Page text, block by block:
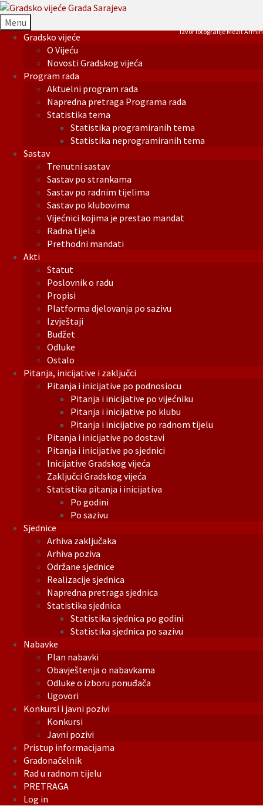
Menu
Gradsko vijeće
O Vijeću
Novosti Gradskog vijeća
Program rada
Aktuelni program rada
Napredna pretraga Programa rada
Statistika tema
Statistika programiranih tema
Statistika neprogramiranih tema
Sastav
Trenutni sastav
Sastav po strankama
Sastav po radnim tijelima
Sastav po klubovima
Vijećnici kojima je prestao mandat
Radna tijela
Prethodni mandati
Akti
Statut
Poslovnik o radu
Propisi
Platforma djelovanja po sazivu
Izvještaji
Budžet
Odluke
Ostalo
Pitanja, inicijative i zaključci
Pitanja i inicijative po podnosiocu
Pitanja i inicijative po vijećniku
Pitanja i inicijative po klubu
Pitanja i inicijative po radnom tijelu
Pitanja i inicijative po dostavi
Pitanja i inicijative po sjednici
Inicijative Gradskog vijeća
Zaključci Gradskog vijeća
Statistika pitanja i inicijativa
Po godini
Po sazivu
Sjednice
Arhiva zaključaka
Arhiva poziva
Održane sjednice
Realizacije sjednica
Napredna pretraga sjednica
Statistika sjednica
Statistika sjednica po godini
Statistika sjednica po sazivu
Nabavke
Plan nabavki
Obavještenja o nabavkama
Odluke o izboru ponuđača
Ugovori
Konkursi i javni pozivi
Konkursi
Javni pozivi
Pristup informacijama
Gradonačelnik
Rad u radnom tijelu
PRETRAGA
Log in
Izvor fotografije Mezit Armin